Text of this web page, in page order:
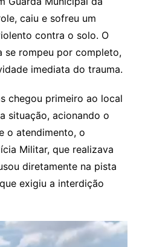
caiu e sofreu um
contra o solo. O
rompeu por completo,
imediata do trauma.
chegou primeiro ao local
situação, acionando o
o atendimento, o
Militar, que realizava
diretamente na pista
exigiu a interdição